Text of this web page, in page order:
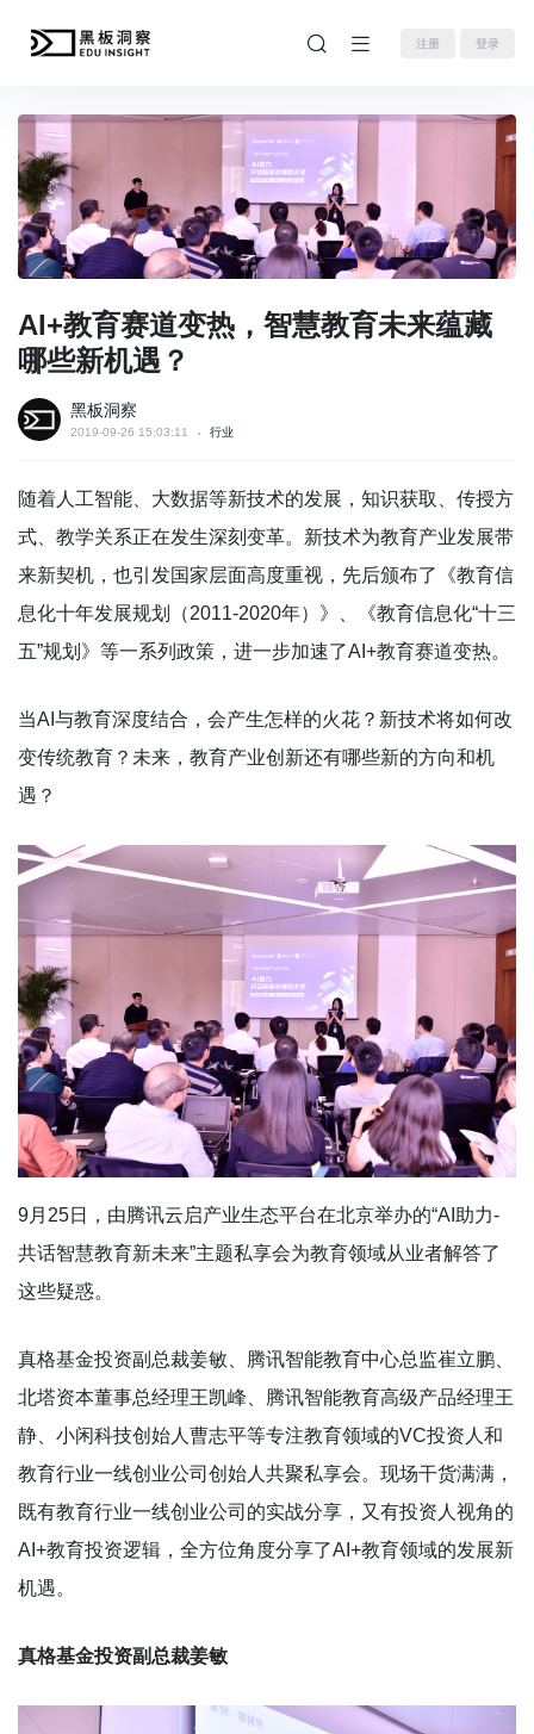
注册 登录
AI+教育赛道变热，智慧教育未来蕴藏
哪些新机遇？
黑板洞察
2019-09-26 15:03:11 行业
随着人工智能、大数据等新技术的发展，知识获取、传授方
式、教学关系正在发生深刻变革。新技术为教育产业发展带
来新契机，也引发国家层面高度重视，先后颁布了《教育信
息化十年发展规划（2011-2020年）》、《教育信息化“十三
五”规划》等一系列政策，进一步加速了AI+教育赛道变热。
当AI与教育深度结合，会产生怎样的火花？新技术将如何改
变传统教育？未来，教育产业创新还有哪些新的方向和机
遇？
9月25日，由腾讯云启产业生态平台在北京举办的“AI助力-
共话智慧教育新未来”主题私享会为教育领域从业者解答了
这些疑惑。
真格基金投资副总裁姜敏、腾讯智能教育中心总监崔立鹏、
北塔资本董事总经理王凯峰、腾讯智能教育高级产品经理王
静、小闲科技创始人曹志平等专注教育领域的VC投资人和
教育行业一线创业公司创始人共聚私享会。现场干货满满，
既有教育行业一线创业公司的实战分享，又有投资人视角的
AI+教育投资逻辑，全方位角度分享了AI+教育领域的发展新
机遇。
真格基金投资副总裁姜敏